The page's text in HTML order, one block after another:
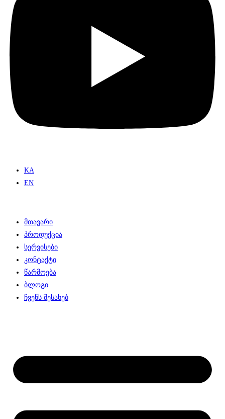
KA
EN
მთავარი
პროდუქცია
სერვისები
კონტაქტი
წარმოება
ბლოგი
ჩვენს შესახებ